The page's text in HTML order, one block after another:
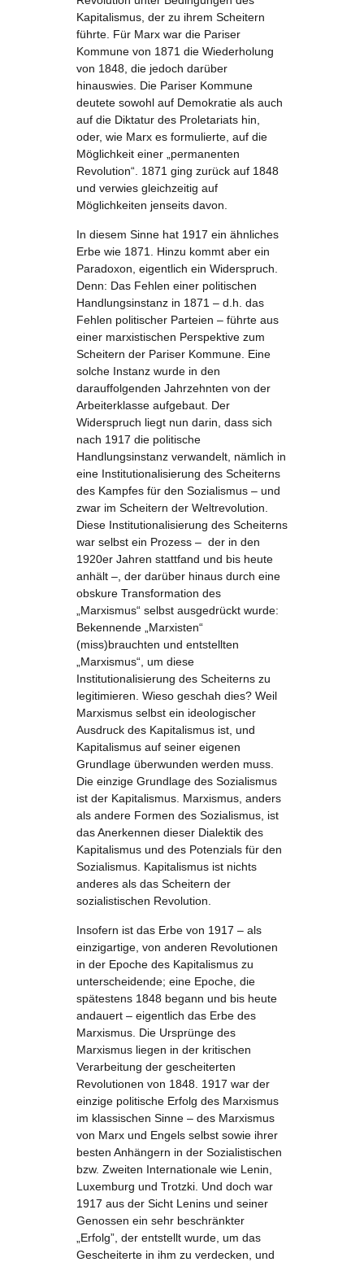
Kapitalismus, der zu ihrem Scheitern
führte. Für Marx war die Pariser
Kommune von 1871 die Wiederholung
von 1848, die jedoch darüber
hinauswies. Die Pariser Kommune
deutete sowohl auf Demokratie als auch
auf die Diktatur des Proletariats hin,
oder, wie Marx es formulierte, auf die
Möglichkeit einer „permanenten
Revolution“. 1871 ging zurück auf 1848
und verwies gleichzeitig auf
Möglichkeiten jenseits davon.
In diesem Sinne hat 1917 ein ähnliches
Erbe wie 1871. Hinzu kommt aber ein
Paradoxon, eigentlich ein Widerspruch.
Denn: Das Fehlen einer politischen
Handlungsinstanz in 1871 – d.h. das
Fehlen politischer Parteien – führte aus
einer marxistischen Perspektive zum
Scheitern der Pariser Kommune. Eine
solche Instanz wurde in den
darauffolgenden Jahrzehnten von der
Arbeiterklasse aufgebaut. Der
Widerspruch liegt nun darin, dass sich
nach 1917 die politische
Handlungsinstanz verwandelt, nämlich in
eine Institutionalisierung des Scheiterns
des Kampfes für den Sozialismus – und
zwar im Scheitern der Weltrevolution.
Diese Institutionalisierung des Scheiterns
war selbst ein Prozess – der in den
1920er Jahren stattfand und bis heute
anhält –, der darüber hinaus durch eine
obskure Transformation des
„Marxismus“ selbst ausgedrückt wurde:
Bekennende „Marxisten“
(miss)brauchten und entstellten
„Marxismus“, um diese
Institutionalisierung des Scheiterns zu
legitimieren. Wieso geschah dies? Weil
Marxismus selbst ein ideologischer
Ausdruck des Kapitalismus ist, und
Kapitalismus auf seiner eigenen
Grundlage überwunden werden muss.
Die einzige Grundlage des Sozialismus
ist der Kapitalismus. Marxismus, anders
als andere Formen des Sozialismus, ist
das Anerkennen dieser Dialektik des
Kapitalismus und des Potenzials für den
Sozialismus. Kapitalismus ist nichts
anderes als das Scheitern der
sozialistischen Revolution.
Insofern ist das Erbe von 1917 – als
einzigartige, von anderen Revolutionen
in der Epoche des Kapitalismus zu
unterscheidende; eine Epoche, die
spätestens 1848 begann und bis heute
andauert – eigentlich das Erbe des
Marxismus. Die Ursprünge des
Marxismus liegen in der kritischen
Verarbeitung der gescheiterten
Revolutionen von 1848. 1917 war der
einzige politische Erfolg des Marxismus
im klassischen Sinne – des Marxismus
von Marx und Engels selbst sowie ihrer
besten Anhängern in der Sozialistischen
bzw. Zweiten Internationale wie Lenin,
Luxemburg und Trotzki. Und doch war
1917 aus der Sicht Lenins und seiner
Genossen ein sehr beschränkter
„Erfolg”, der entstellt wurde, um das
Gescheiterte in ihm zu verdecken, und